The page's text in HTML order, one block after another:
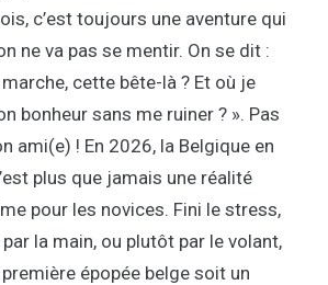
c’est toujours une aventure qui
ne va pas se mentir. On se dit :
cette bête-là ? Et où je
bonheur sans me ruiner ? ». Pas
ami(e) ! En 2026, la Belgique en
plus que jamais une réalité
pour les novices. Fini le stress,
la main, ou plutôt par le volant,
épopée belge soit un